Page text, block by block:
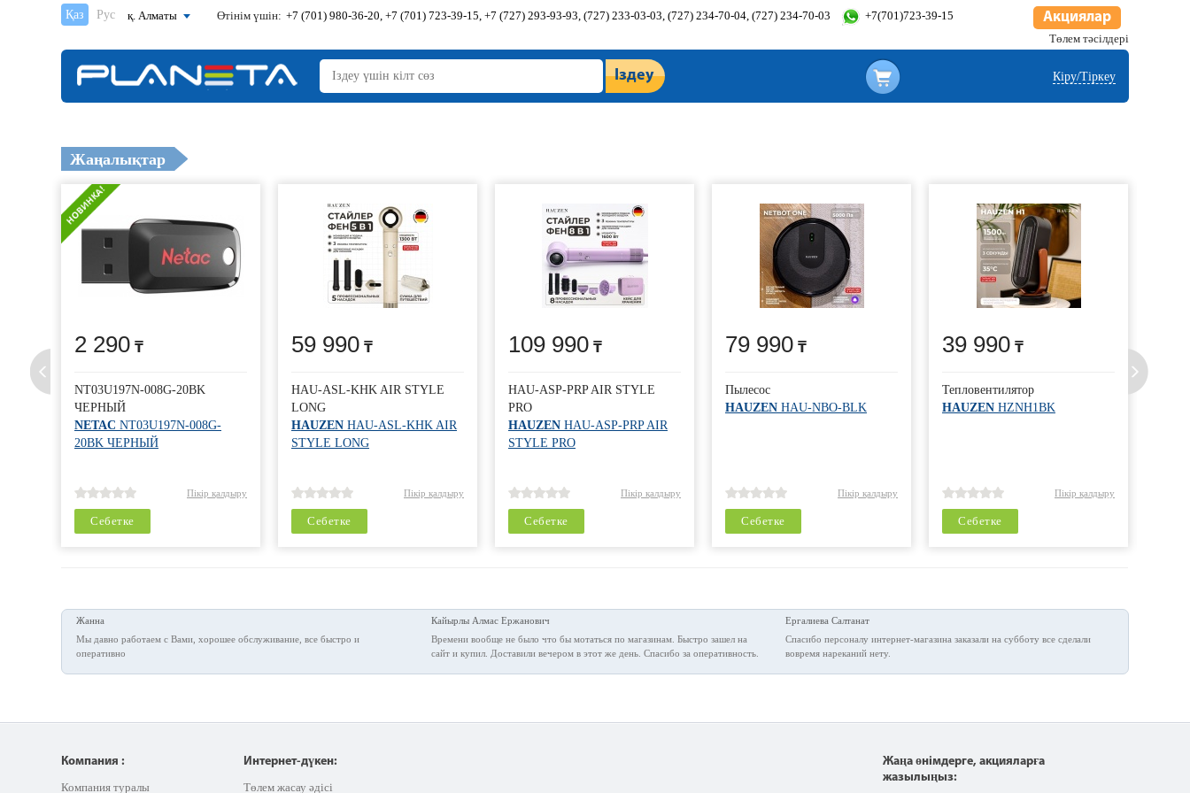
Қаз Рус қ. Алматы Өтінім үшін: +7 (701) 980-36-20, +7 (701) 723-39-15, +7 (727) 293-93-93, (727) 233-03-03, (727) 234-70-04, (727) 234-70-03 +7(701)723-39-15 Акциялар
Төлем тәсілдері
Іздеу Кіру/Тіркеу
Жаңалықтар
2 290
NT03U197N-008G-20BK
ЧЕРНЫЙ
NETAC NT03U197N-008G-
20BK ЧЕРНЫЙ
Пікір қалдыру
Себетке
59 990
HAU-ASL-KHK AIR STYLE
LONG
HAUZEN HAU-ASL-KHK AIR
STYLE LONG
Пікір қалдыру
Себетке
109 990
HAU-ASP-PRP AIR STYLE
PRO
HAUZEN HAU-ASP-PRP AIR
STYLE PRO
Пікір қалдыру
Себетке
79 990
Пылесос
HAUZEN HAU-NBO-BLK
Пікір қалдыру
Себетке
39 990
Тепловентилятор
HAUZEN HZNH1BK
Пікір қалдыру
Себетке
Жанна
Мы давно работаем с Вами, хорошее обслуживание, все быстро и
оперативно
Кайырлы Алмас Ержанович
Времени вообще не было что бы мотаться по магазинам. Быстро зашел на
сайт и купил. Доставили вечером в этот же день. Спасибо за оперативность.
Ергалиева Салтанат
Спасибо персоналу интернет-магазина заказали на субботу все сделали
вовремя нареканий нету.
Компания :
Компания туралы
Интернет-дүкен:
Төлем жасау әдісі
Жаңа өнімдерге, акцияларға
жазылыңыз: